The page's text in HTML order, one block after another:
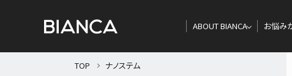
ABOUT BIANCA お悩み
TOP ナノステム